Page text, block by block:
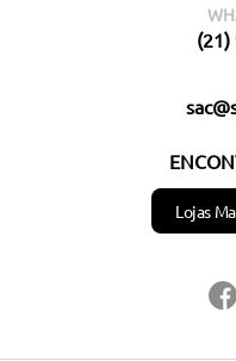
(21)
Lojas